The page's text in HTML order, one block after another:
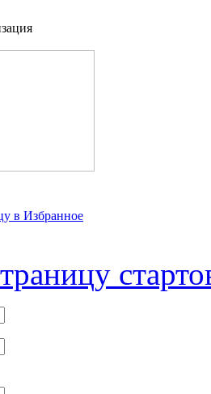
в Избранное